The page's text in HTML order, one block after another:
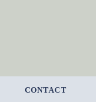
CONTACT